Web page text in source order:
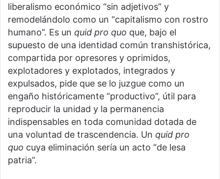
liberalismo económico “sin adjetivos” y
remodelándolo como un “capitalismo con rostro
humano”. Es un quid pro quo que, bajo el
supuesto de una identidad común transhistórica,
compartida por opresores y oprimidos,
explotadores y explotados, integrados y
expulsados, pide que se lo juzgue como un
engaño históricamente “productivo”, útil para
reproducir la unidad y la permanencia
indispensables en toda comunidad dotada de
una voluntad de trascendencia. Un quid pro
quo cuya eliminación sería un acto “de lesa
patria”.